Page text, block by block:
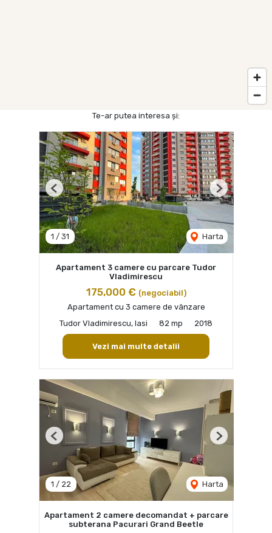
Te-ar putea interesa și:
1 / 31 Harta
Previous Next
Apartament 3 camere cu parcare Tudor
Vladimirescu
175,000 € (negociabil)
Apartament cu 3 camere de vânzare
Tudor Vladimirescu, Iasi
82 mp 2018
Vezi mai multe detalii
1 / 22 Harta
Previous Next
Apartament 2 camere decomandat + parcare
subterana Pacurari Grand Beetle